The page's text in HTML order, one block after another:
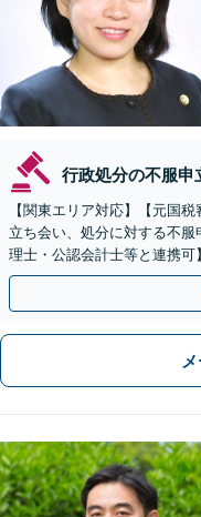
行政処分の不服申
【関東エリア対応】【元国
立ち会い、処分に対する不
理士・公認会計士等と連携
側の知見を活かしたサポート